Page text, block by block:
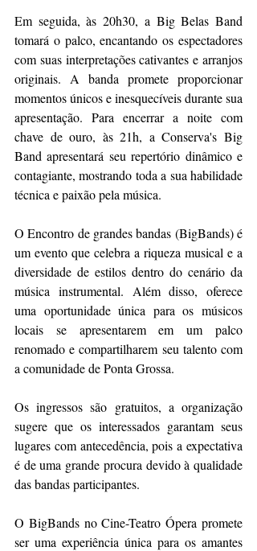
Em seguida, às 20h30, a Big Belas Band
tomará o palco, encantando os espectadores
com suas interpretações cativantes e arranjos
originais. A banda promete proporcionar
momentos únicos e inesquecíveis durante sua
apresentação. Para encerrar a noite com
chave de ouro, às 21h, a Conserva's Big
Band apresentará seu repertório dinâmico e
contagiante, mostrando toda a sua habilidade
técnica e paixão pela música.
O Encontro de grandes bandas (BigBands) é
um evento que celebra a riqueza musical e a
diversidade de estilos dentro do cenário da
música instrumental. Além disso, oferece
uma oportunidade única para os músicos
locais se apresentarem em um palco
renomado e compartilharem seu talento com
a comunidade de Ponta Grossa.
Os ingressos são gratuitos, a organização
sugere que os interessados garantam seus
lugares com antecedência, pois a expectativa
é de uma grande procura devido à qualidade
das bandas participantes.
O BigBands no Cine-Teatro Ópera promete
ser uma experiência única para os amantes